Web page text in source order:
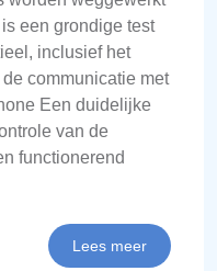
een grondige test
inclusief het
communicatie met
Een duidelijke
van de
functionerend
Lees meer